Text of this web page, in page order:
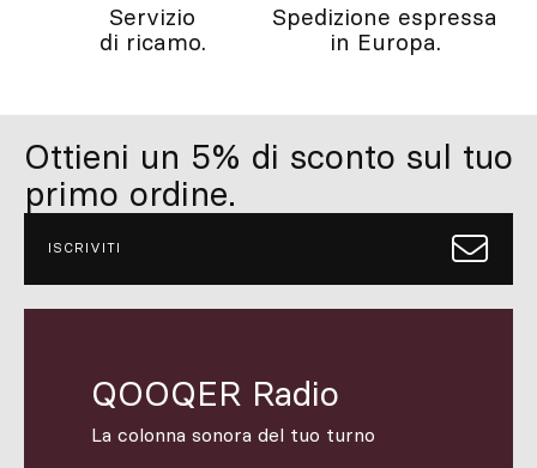
Servizio
di ricamo.
Spedizione espressa
in Europa.
Ottieni un 5% di sconto sul tuo
primo ordine.
ISCRIVITI
QOOQER Radio
La colonna sonora del tuo turno